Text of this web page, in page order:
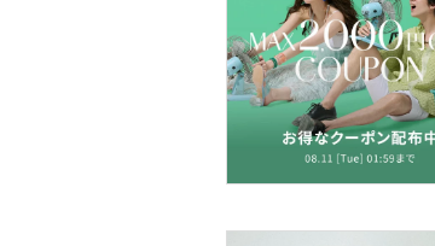
ファッション雑貨
アクセサリー・腕時計
財布・ポーチ・ケース